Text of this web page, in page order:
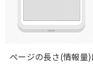
ページの長さ(情報量